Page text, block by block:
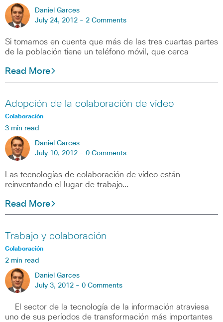
Daniel Garces
July 24, 2012 - 2 Comments
Si tomamos en cuenta que más de las tres cuartas partes
de la población tiene un teléfono móvil, que cerca
Read More
Adopción de la colaboración de vídeo
Colaboración
3 min read
Daniel Garces
July 10, 2012 - 0 Comments
Las tecnologías de colaboración de vídeo están
reinventando el lugar de trabajo…
Read More
Trabajo y colaboración
Colaboración
2 min read
Daniel Garces
July 3, 2012 - 0 Comments
El sector de la tecnología de la información atraviesa
uno de sus períodos de transformación más importantes